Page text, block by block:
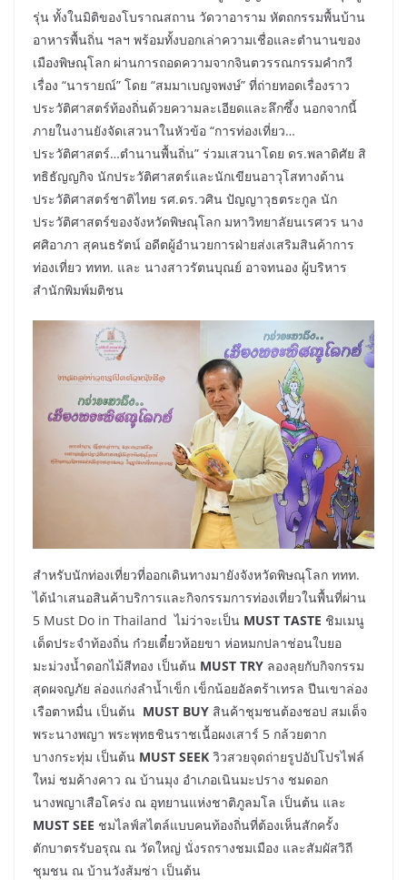
รุ่น ทั้งในมิติของโบราณสถาน วัดวาอาราม หัตถกรรมพื้นบ้าน
อาหารพื้นถิ่น ฯลฯ พร้อมทั้งบอกเล่าความเชื่อและตำนานของ
เมืองพิษณุโลก ผ่านการถอดความจากจินตวรรณกรรมคำกวี
เรื่อง “นารายณ์” โดย “สมมาเบญจพงษ์” ที่ถ่ายทอดเรื่องราว
ประวัติศาสตร์ท้องถิ่นด้วยความละเอียดและลึกซึ้ง นอกจากนี้
ภายในงานยังจัดเสวนาในหัวข้อ “การท่องเที่ยว…
ประวัติศาสตร์…ตำนานพื้นถิ่น” ร่วมเสวนาโดย ดร.พลาดิศัย สิ
ทธิธัญญกิจ นักประวัติศาสตร์และนักเขียนอาวุโสทางด้าน
ประวัติศาสตร์ชาติไทย รศ.ดร.วศิน ปัญญาวุธตระกูล นัก
ประวัติศาสตร์ของจังหวัดพิษณุโลก มหาวิทยาลัยนเรศวร นาง
ศศิอาภา สุคนธรัตน์ อดีตผู้อำนวยการฝ่ายส่งเสริมสินค้าการ
ท่องเที่ยว ททท. และ นางสาวรัตนบุณย์ อาจทนอง ผู้บริหาร
สำนักพิมพ์มติชน
สำหรับนักท่องเที่ยวที่ออกเดินทางมายังจังหวัดพิษณุโลก ททท.
ได้นำเสนอสินค้าบริการและกิจกรรมการท่องเที่ยวในพื้นที่ผ่าน
5 Must Do in Thailand ไม่ว่าจะเป็น MUST TASTE ชิมเมนู
เด็ดประจำท้องถิ่น ก๋วยเตี๋ยวห้อยขา ห่อหมกปลาช่อนใบยอ
มะม่วงน้ำดอกไม้สีทอง เป็นต้น MUST TRY ลองลุยกับกิจกรรม
สุดผจญภัย ล่องแก่งลำน้ำเข็ก เข็กน้อยอัลตร้าเทรล ปีนเขาล่อง
เรือตาหมื่น เป็นต้น MUST BUY สินค้าชุมชนต้องชอป สมเด็จ
พระนางพญา พระพุทธชินราชเนื้อผงเสาร์ 5 กล้วยตาก
บางกระทุ่ม เป็นต้น MUST SEEK วิวสวยจุดถ่ายรูปอัปโปรไฟล์
ใหม่ ชมค้างคาว ณ บ้านมุง อำเภอเนินมะปราง ชมดอก
นางพญาเสือโคร่ง ณ อุทยานแห่งชาติภูลมโล เป็นต้น และ
MUST SEE ชมไลฟ์สไตล์แบบคนท้องถิ่นที่ต้องเห็นสักครั้ง
ตักบาตรรับอรุณ ณ วัดใหญ่ นั่งรถรางชมเมือง และสัมผัสวิถี
ชุมชน ณ บ้านวังส้มซ่า เป็นต้น